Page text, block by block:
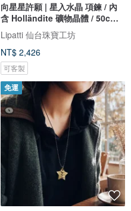
向星星許願 | 星入水晶 項鍊 / 內
含 Holländite 礦物晶體 / 50cm
醫療級滑動式項鍊 / 星宿
Lipatti 仙台珠寶工坊
NT$ 2,426
可客製
免運